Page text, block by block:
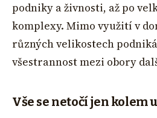
podniky a živnosti, až po
komplexy. Mimo využití v
různých velikostech
všestrannost mezi obory
Vše se netočí jen kolem